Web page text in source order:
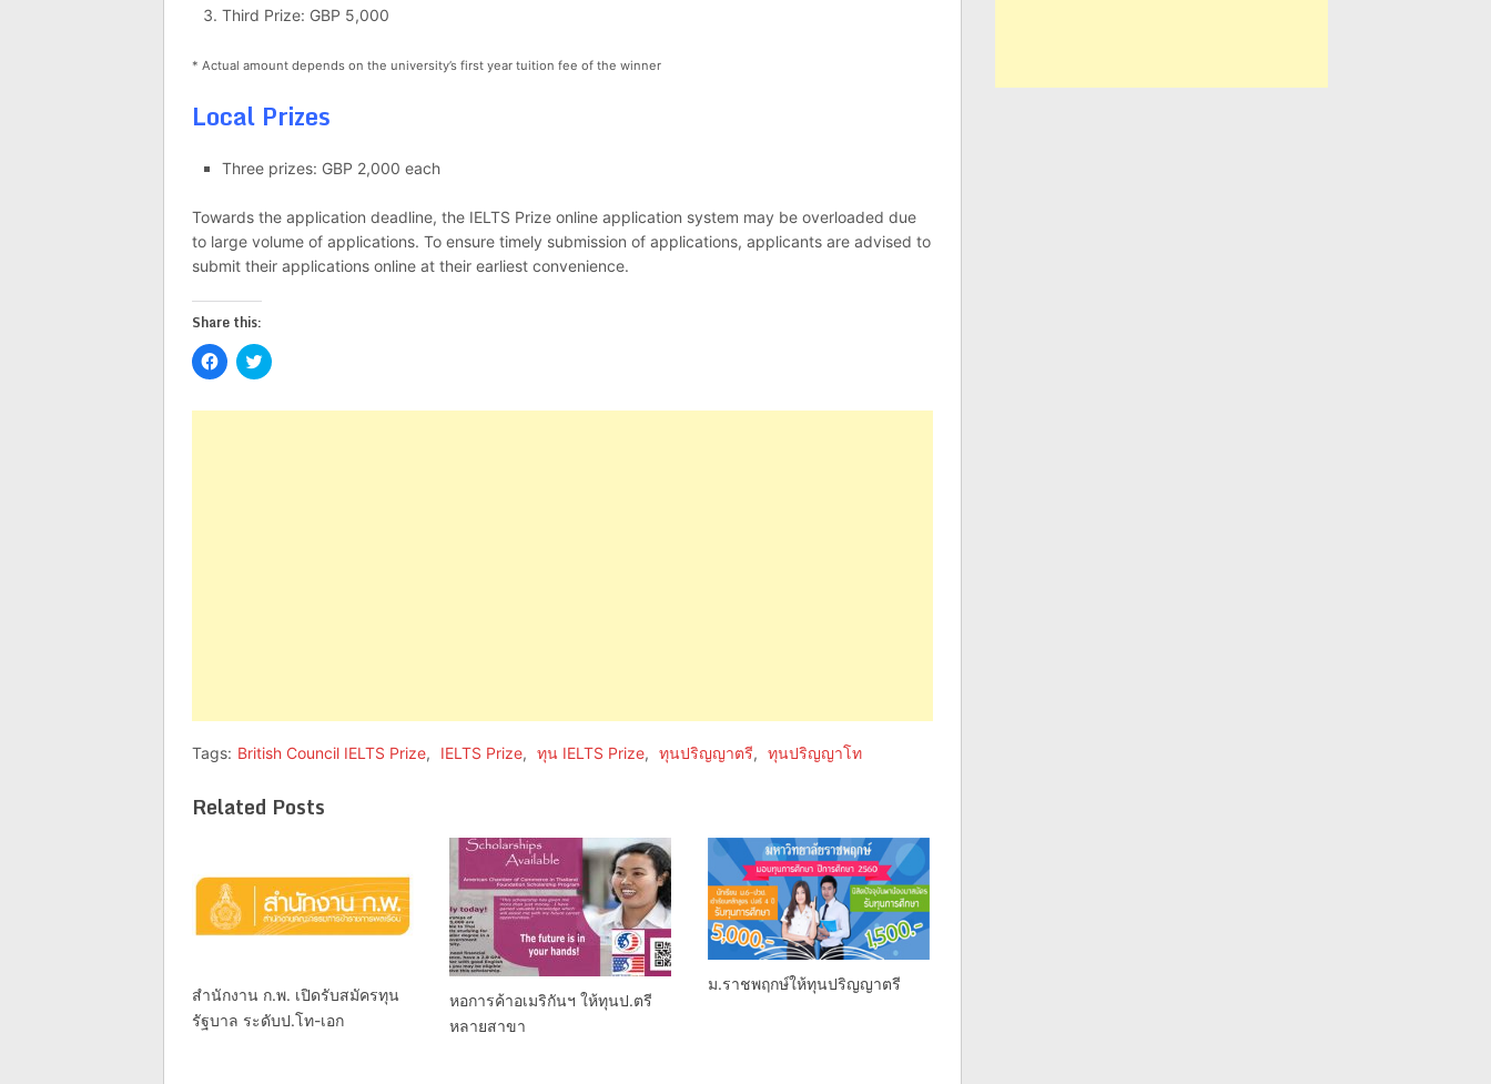
Third Prize: GBP 5,000
* Actual amount depends on the university’s first year tuition fee of the winner
Local Prizes
Three prizes: GBP 2,000 each
Towards the application deadline, the IELTS Prize online application system may be overloaded due
to large volume of applications. To ensure timely submission of applications, applicants are advised to
submit their applications online at their earliest convenience.
Share this:
Click
to
Facebook
Click
to
Twitter
Tags: British Council IELTS Prize, IELTS Prize, ทุน IELTS Prize, ทุนปริญญาตรี, ทุนปริญญาโท
Related Posts
สำนักงาน ก.พ. เปิดรับสมัครทุน
รัฐบาล ระดับป.โท-เอก
หอการค้าอเมริกันฯ ให้ทุนป.ตรี
หลายสาขา
ม.ราชพฤกษ์ให้ทุนปริญญาตรี